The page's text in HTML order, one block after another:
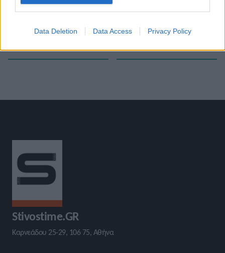
Data Deletion Data Access Privacy Policy
2023 θ’ αγωνίζεται ως Κέιτι
Μεσογειακό Πρωτάθλημα Κ23
Stivostime.GR
Καρνεάδου 25-29, 106 75, Αθήνα